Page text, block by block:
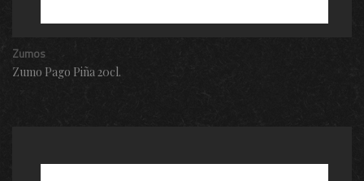
Zumos
Zumo Pago Piña 20cl.